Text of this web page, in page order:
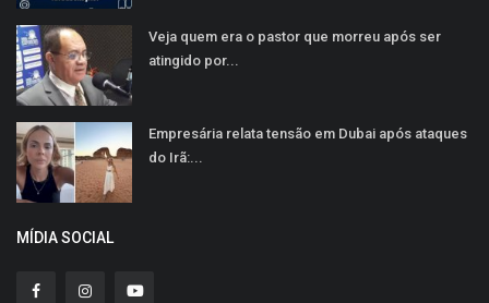
Veja quem era o pastor que morreu após ser
atingido por...
Empresária relata tensão em Dubai após ataques
do Irã:...
MÍDIA SOCIAL